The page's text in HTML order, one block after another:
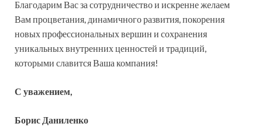
Благодарим Вас за сотрудничество и искренне желаем
Вам процветания, динамичного развития, покорения
новых профессиональных вершин и сохранения
уникальных внутренних ценностей и традиций,
которыми славится Ваша компания!
С уважением,
Борис Даниленко